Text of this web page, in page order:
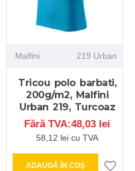
Malfini 219 Urban
Tricou polo barbati,
200g/m2, Malfini
Urban 219, Turcoaz
Fără TVA:48,03 lei
58,12 lei cu TVA
ADAUGĂ ÎN COŞ